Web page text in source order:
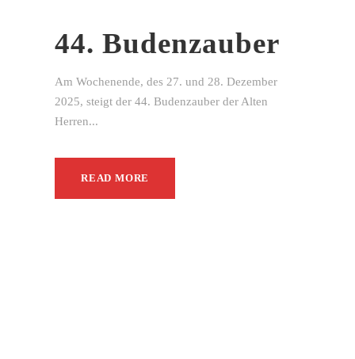
44. Budenzauber
Am Wochenende, des 27. und 28. Dezember
2025, steigt der 44. Budenzauber der Alten
Herren...
READ MORE